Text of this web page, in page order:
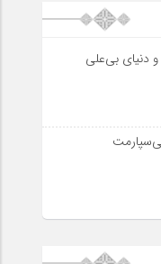
و دنیای بی‌علی